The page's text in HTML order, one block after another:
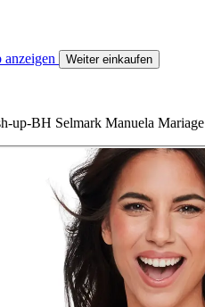
Weiter einkaufen
up-BH Selmark Manuela Mariage